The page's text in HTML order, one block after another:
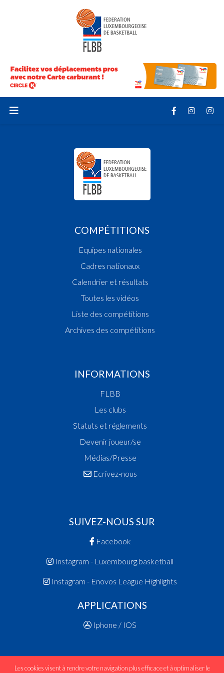
COMPÉTITIONS
Equipes nationales
Cadres nationaux
Calendrier et résultats
Toutes les vidéos
Liste des compétitions
Archives des compétitions
INFORMATIONS
FLBB
Les clubs
Statuts et réglements
Devenir joueur/se
Médias/Presse
Ecrivez-nous
SUIVEZ-NOUS SUR
Facebook
Instagram - Luxembourg.basketball
Instagram - Enovos League Highlights
APPLICATIONS
Iphone / IOS
Les cookies visent à rendre votre navigation plus efficace et à optimaliser le